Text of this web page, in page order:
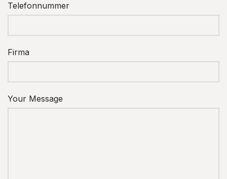
Telefonnummer
Firma
Your Message